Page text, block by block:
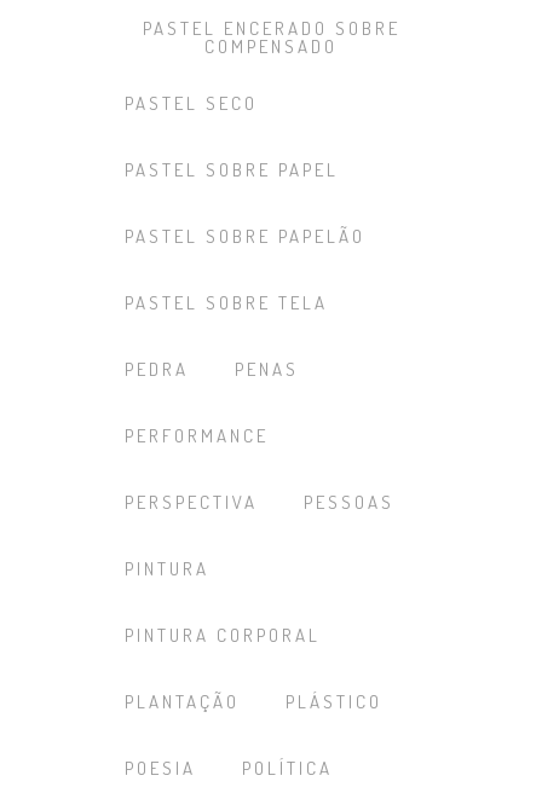
PASTEL ENCERADO SOBRE
COMPENSADO
PASTEL SECO
PASTEL SOBRE PAPEL
PASTEL SOBRE PAPELÃO
PASTEL SOBRE TELA
PEDRA PENAS
PERFORMANCE
PERSPECTIVA PESSOAS
PINTURA
PINTURA CORPORAL
PLANTAÇÃO PLÁSTICO
POESIA POLÍTICA